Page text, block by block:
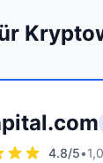
4.8/5•